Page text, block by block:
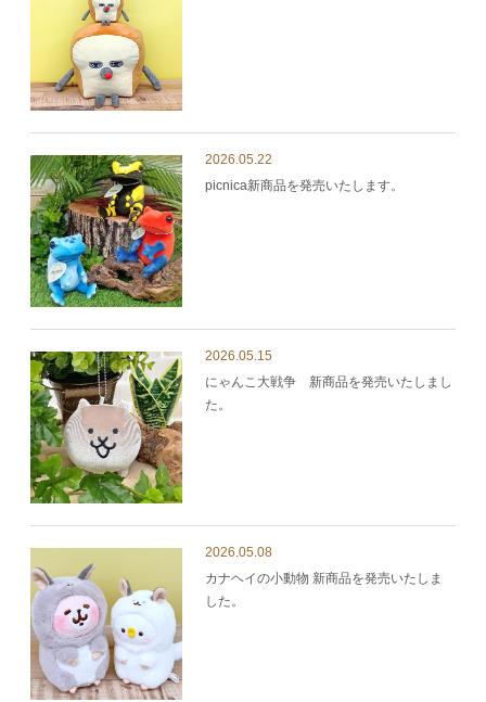
2026.05.22
picnica新商品を発売いたします。
2026.05.15
にゃんこ大戦争 新商品を発売いたしまし
た。
2026.05.08
カナヘイの小動物 新商品を発売いたしま
した。